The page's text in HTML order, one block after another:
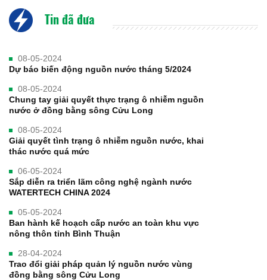
Tin đã đưa
08-05-2024
Dự báo biến động nguồn nước tháng 5/2024
08-05-2024
Chung tay giải quyết thực trạng ô nhiễm nguồn
nước ở đồng bằng sông Cửu Long
08-05-2024
Giải quyết tình trạng ô nhiễm nguồn nước, khai
thác nước quá mức
06-05-2024
Sắp diễn ra triển lãm công nghệ ngành nước
WATERTECH CHINA 2024
05-05-2024
Ban hành kế hoạch cấp nước an toàn khu vực
nông thôn tỉnh Bình Thuận
28-04-2024
Trao đổi giải pháp quản lý nguồn nước vùng
đồng bằng sông Cửu Long